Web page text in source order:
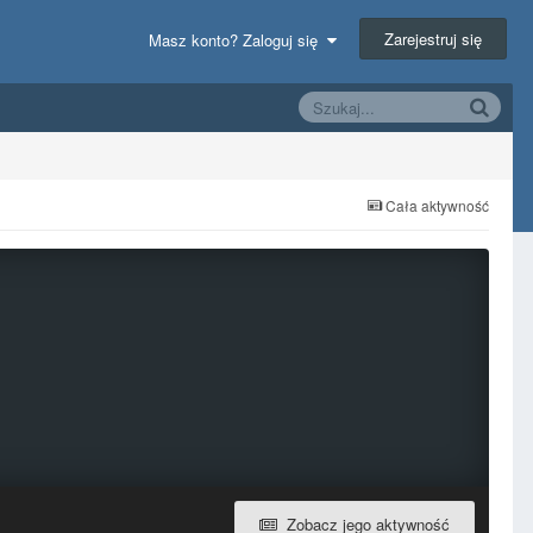
Masz konto? Zaloguj się Zarejestruj się
Cała aktywność
Zobacz jego aktywność